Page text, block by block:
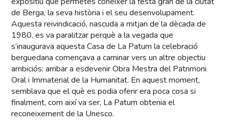
de Berga, la seva història i el seu desenvolupament.
Aquesta reivindicació, nascuda a mitjan de la dècada de
1980, es va paralitzar perquè a la vegada que
s’inaugurava aquesta Casa de La Patum la celebració
berguedana començava a caminar vers un altre objectiu
ambiciós: arribar a esdevenir Obra Mestra del Patrimoni
Oral i Immaterial de la Humanitat. En aquest moment,
semblava que el què es podia oferir era poca cosa si
finalment, com així va ser, La Patum obtenia el
reconeixement de la Unesco.